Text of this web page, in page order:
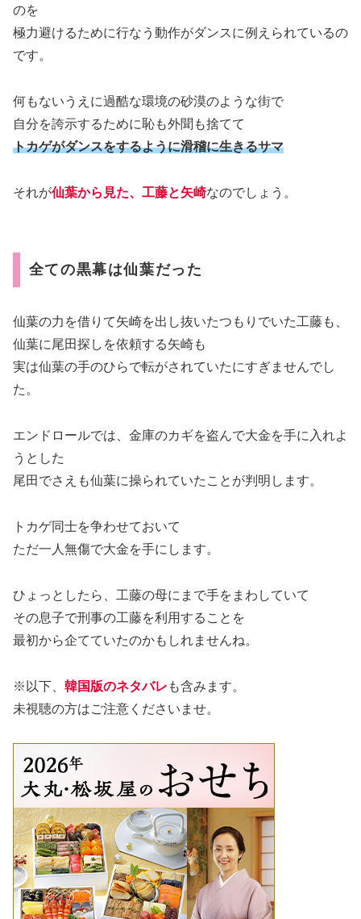
のを
極力避けるために行なう動作がダンスに例えられているの
です。
何もないうえに過酷な環境の砂漠のような街で
自分を誇示するために恥も外聞も捨てて
トカゲがダンスをするように滑稽に生きるサマ
それが仙葉から見た、工藤と矢崎なのでしょう。
全ての黒幕は仙葉だった
仙葉の力を借りて矢崎を出し抜いたつもりでいた工藤も、
仙葉に尾田探しを依頼する矢崎も
実は仙葉の手のひらで転がされていたにすぎませんでし
た。
エンドロールでは、金庫のカギを盗んで大金を手に入れよ
うとした
尾田でさえも仙葉に操られていたことが判明します。
トカゲ同士を争わせておいて
ただ一人無傷で大金を手にします。
ひょっとしたら、工藤の母にまで手をまわしていて
その息子で刑事の工藤を利用することを
最初から企てていたのかもしれませんね。
※以下、 韓国版のネタバレ も含みます。
未視聴の方はご注意くださいませ。